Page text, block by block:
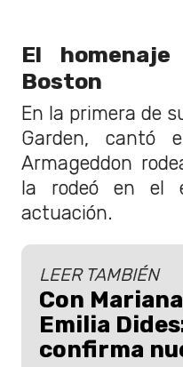
El
Boston
En la primera de
Garden, cantó
Armageddon
la rodeó en el
actuación.
LEER TAMBIÉN
Con
Emilia
confirma